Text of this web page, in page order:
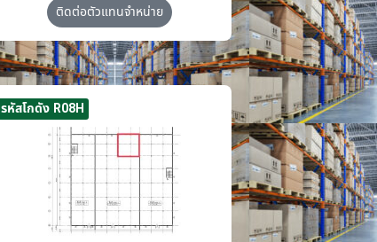
ติดต่อตัวแทนจำหน่าย
รหัสโกดัง R08H